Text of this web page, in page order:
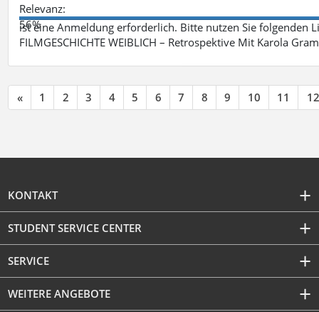
Relevanz:
56%
ist eine Anmeldung erforderlich. Bitte nutzen Sie folgenden
FILMGESCHICHTE WEIBLICH – Retrospektive Mit Karola
« 1 2 3 4 5 6 7 8 9 10 11 12
KONTAKT
STUDENT SERVICE CENTER
SERVICE
WEITERE ANGEBOTE